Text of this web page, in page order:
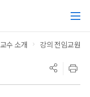
교수 소개 강의 전임교원